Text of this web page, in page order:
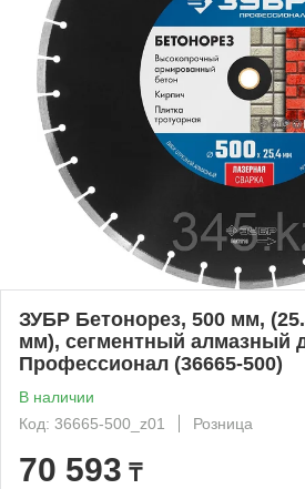
ЗУБР Бетонорез, 500 мм,
мм), сегментный алмазный
Профессионал (36665-500)
В наличии
Код: 36665-500_z01
Розница
70 593 ₸